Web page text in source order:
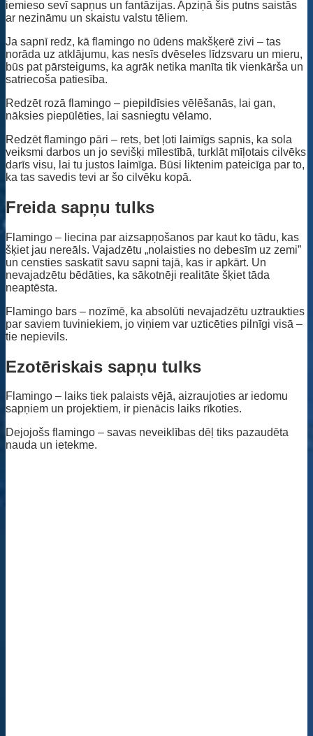
iemieso sevī sapņus un fantāzijas. Apziņā šis putns saistās
ar nezināmu un skaistu valstu tēliem.
Ja sapnī redz, kā flamingo no ūdens makšķerē zivi – tas
norāda uz atklājumu, kas nesīs dvēseles līdzsvaru un mieru,
būs pat pārsteigums, ka agrāk netika manīta tik vienkārša un
satriecoša patiesība.
Redzēt rozā flamingo – piepildīsies vēlēšanās, lai gan,
nāksies piepūlēties, lai sasniegtu vēlamo.
Redzēt flamingo pāri – rets, bet ļoti laimīgs sapnis, ka sola
veiksmi darbos un jo sevišķi mīlestībā, turklāt mīļotais cilvēks
darīs visu, lai tu justos laimīga. Būsi liktenim pateicīga par to,
ka tas savedis tevi ar šo cilvēku kopā.
Freida sapņu tulks
Flamingo – liecina par aizsapņošanos par kaut ko tādu, kas
šķiet jau nereāls. Vajadzētu „nolaisties no debesīm uz zemi”
un censties saskatīt savu sapni tajā, kas ir apkārt. Un
nevajadzētu bēdāties, ka sākotnēji realitāte šķiet tāda
neaptēsta.
Flamingo bars – nozīmē, ka absolūti nevajadzētu uztraukties
par saviem tuviniekiem, jo viņiem var uzticēties pilnīgi visā –
tie nepievils.
Ezotēriskais sapņu tulks
Flamingo – laiks tiek palaists vējā, aizraujoties ar iedomu
sapņiem un projektiem, ir pienācis laiks rīkoties.
Dejojošs flamingo – savas neveiklības dēļ tiks pazaudēta
nauda un ietekme.